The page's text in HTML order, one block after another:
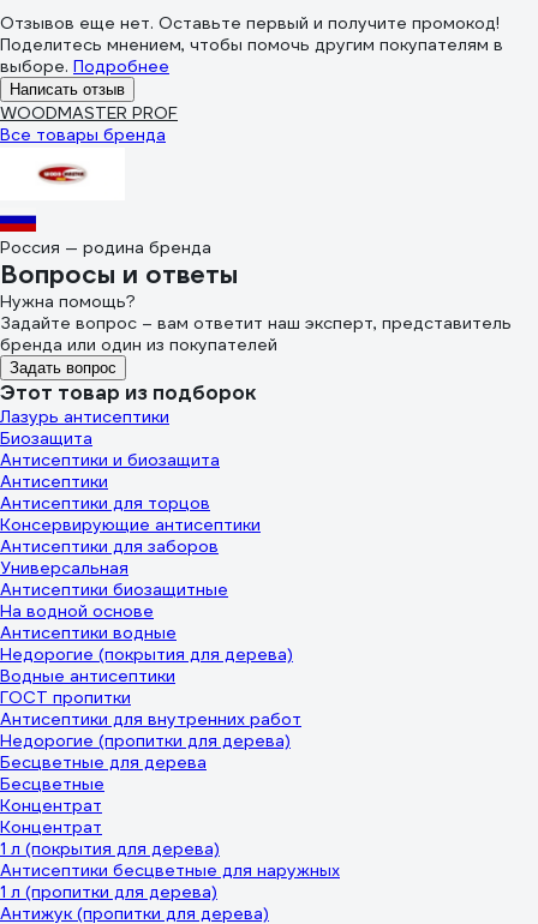
Отзывов еще нет. Оставьте первый и получите промокод!
Поделитесь мнением, чтобы помочь другим покупателям в
выборе. Подробнее
Написать отзыв
WOODMASTER PROF
Все товары бренда
Россия — родина бренда
Вопросы и ответы
Нужна помощь?
Задайте вопрос – вам ответит наш эксперт, представитель
бренда или один из покупателей
Задать вопрос
Этот товар из подборок
Лазурь антисептики
Биозащита
Антисептики и биозащита
Антисептики
Антисептики для торцов
Консервирующие антисептики
Антисептики для заборов
Универсальная
Антисептики биозащитные
На водной основе
Антисептики водные
Недорогие (покрытия для дерева)
Водные антисептики
ГОСТ пропитки
Антисептики для внутренних работ
Недорогие (пропитки для дерева)
Бесцветные для дерева
Бесцветные
Концентрат
Концентрат
1 л (покрытия для дерева)
Антисептики бесцветные для наружных
1 л (пропитки для дерева)
Антижук (пропитки для дерева)